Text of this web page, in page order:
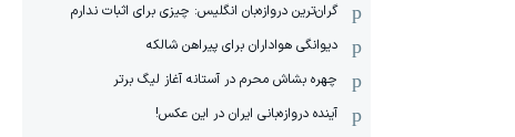
گران‌ترین دروازه‌بان انگلیس: چیزی برای اثبات ندارم
دیوانگی هواداران برای پیراهن شالکه
چهره بشاش محرم در آستانه آغاز لیگ برتر
آینده دروازه‌بانی ایران در این عکس!